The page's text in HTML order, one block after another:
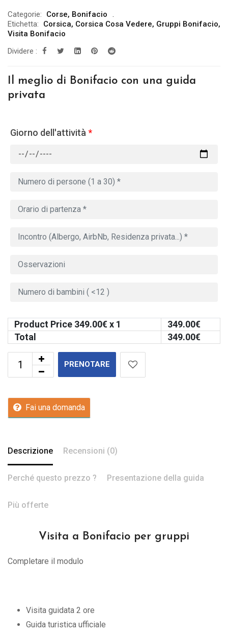
Categorie: Corse, Bonifacio
Etichetta:
Corsica, Corsica Cosa Vedere, Gruppi Bonifacio,
Visita Bonifacio
Dividere :
Il meglio di Bonifacio con una guida
privata
Giorno dell'attività *
Product Price 349.00€ x 1 349.00€
Total
349.00€
PRENOTARE
Fai una domanda
Descrizione Recensioni (0)
Perché questo prezzo ? Presentazione della guida
Più offerte
Visita a Bonifacio per gruppi
Completare il modulo
Visita guidata 2 ore
Guida turistica ufficiale